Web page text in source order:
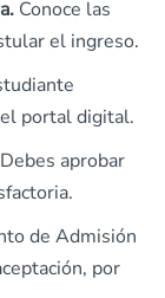
Conoce las
el ingreso.
portal digital.
Debes aprobar
de Admisión
por